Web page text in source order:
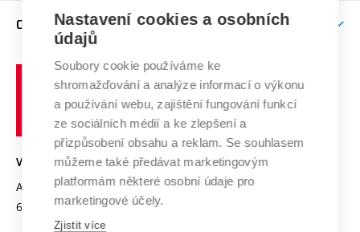
E-přihláška
Doktorské studium
Podpora podnikání
Mezinárodní vědecká rada
Systém zajišťování kvality výzkumu
Výzkumné infrastruktury
Transfer znalostí
Open Science
Projekty
Projekty ze strukturálních fondů
Specifický výzkum
Zahraniční spolupráce
Spolupráce se školami
Služby univerzity
Mezinárodní dohody
Univerzitní sítě
O UNIVERZITĚ
Profil univerzity
Udržitelná univerzita
Podnikavá univerzita / ContriBUTe
Bezpečná univerzita
Vyznamenání
Organizační struktura
učení
technické
VYSOKÉ UČENÍ TECHNICKÉ V BRNĚ
Antonínská 548/1
602 00 Brno
www.vut.cz
vut@vutbr.cz
Nastavení cookies a osobních
údajů
Soubory cookie používáme ke
shromažďování a analýze informací o výkonu
a používání webu, zajištění fungování funkcí
ze sociálních médií a ke zlepšení a
přizpůsobení obsahu a reklam. Se souhlasem
můžeme také předávat marketingovým
platformám některé osobní údaje pro
marketingové účely.
Zjistit více